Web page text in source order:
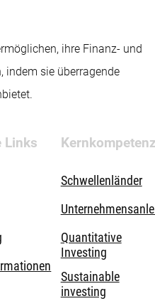
ihre Finanz- und
indem sie überragende
Links
Schwellenländer
Quantitative
Investing
Sustainable
investing